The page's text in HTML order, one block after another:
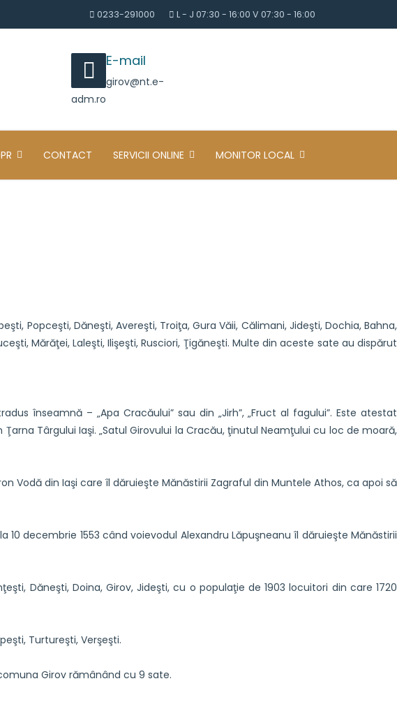
0233-291000 L - J 07:30 - 16:00 V 07:30 - 16:00
E-mail
girov@nt.e-
adm.ro
CONTACT SERVICII ONLINE MONITOR LOCAL
Popceşti, Dăneşti, Avereşti, Troiţa, Gura Văii, Călimani, Jideşti, Dochia, Bahna,
Mărăţei, Laleşti, Ilişeşti, Rusciori, Ţigăneşti. Multe din aceste sate au dispărut
înseamnă – „Apa Cracăului” sau din „Jirh”, „Fruct al fagului”. Este atestat
Târgului Iaşi. „Satul Girovului la Cracău, ţinutul Neamţului cu loc de moară,
Vodă din Iaşi care îl dăruieşte Mănăstirii Zagraful din Muntele Athos, ca apoi să
decembrie 1553 când voievodul Alexandru Lăpuşneanu îl dăruieşte Mănăstirii
Dăneşti, Doina, Girov, Jideşti, cu o populaţie de 1903 locuitori din care 1720
Turtureşti, Verşeşti.
Girov rămânând cu 9 sate.